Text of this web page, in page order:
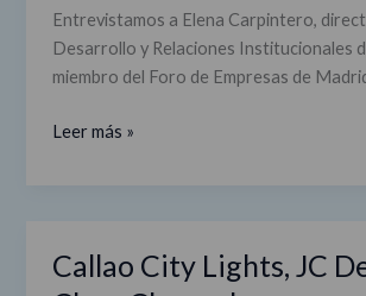
Entrevistamos a Elena Carpintero,
Desarrollo y Relaciones Institucionales
miembro del Foro de Empresas de
comunicación
siempre
parte
un
Leer más »
Callao City Lights, JC
Callao
City